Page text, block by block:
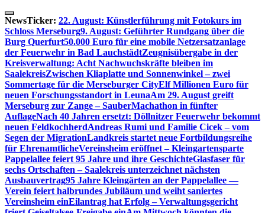
Skip
to
content
NewsTicker: 22. August: Künstlerführung mit Fotokurs im
Schloss Merseburg9. August: Geführter Rundgang über die
Burg Querfurt50.000 Euro für eine mobile Netzersatzanlage
der Feuerwehr in Bad LauchstädtZeugnisübergabe in der
Kreisverwaltung: Acht Nachwuchskräfte bleiben im
SaalekreisZwischen Kliaplatte und Sonnenwinkel – zwei
Sommertage für die Merseburger CityElf Millionen Euro für
neuen Forschungsstandort in LeunaAm 29. August greift
Merseburg zur Zange – SauberMachathon in fünfter
AuflageNach 40 Jahren ersetzt: Döllnitzer Feuerwehr bekommt
neuen FeldkochherdAndreas Rumi und Familie Cicek – vom
Segen der MigrationLandkreis startet neue Fortbildungsreihe
für EhrenamtlicheVereinsheim eröffnet – Kleingartensparte
Pappelallee feiert 95 Jahre und ihre GeschichteGlasfaser für
sechs Ortschaften – Saalekreis unterzeichnet nächsten
Ausbauvertrag95 Jahre Kleingärten an der Pappelallee —
Verein feiert halbrundes Jubiläum und weiht saniertes
Vereinsheim einEilantrag hat Erfolg – Verwaltungsgericht